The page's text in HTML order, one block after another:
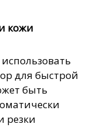
кожи
для быстрой
быть
резки